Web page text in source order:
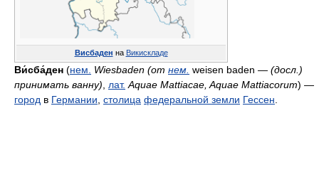
Висбаден на Викискладе
Ви́сба́ден (нем. Wiesbaden (от нем. weisen baden — (досл.)
принимать ванну)
лат. Aquae Mattiacae, Aquae Mattiacorum) —
город в Германии столица федеральной земли Гессен